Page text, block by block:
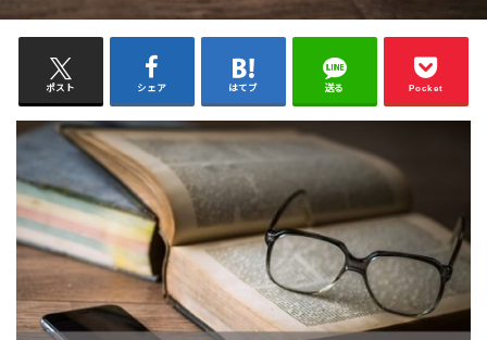
ポスト シェア はてブ 送る Pocket